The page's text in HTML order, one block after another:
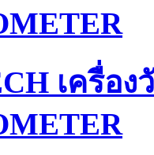
เครื่อ